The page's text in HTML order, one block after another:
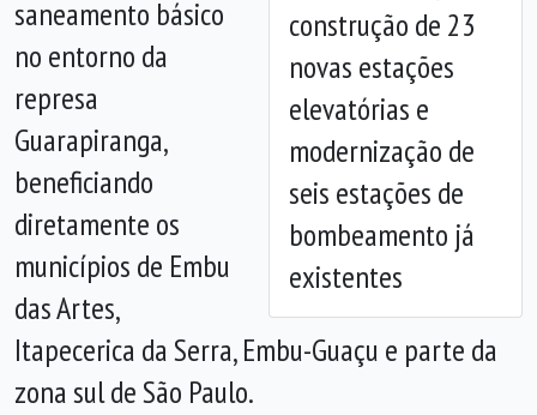
construção de 23
novas estações
elevatórias e
modernização de
seis estações de
bombeamento já
existentes
saneamento básico
no entorno da
represa
Guarapiranga,
beneficiando
diretamente os
municípios de Embu
das Artes,
Itapecerica da Serra, Embu-Guaçu e parte da
zona sul de São Paulo.